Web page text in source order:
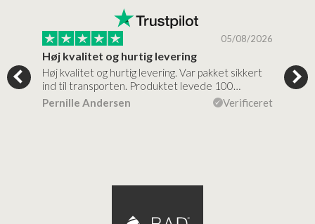
05/08/2026
Høj kvalitet og hurtig levering
Høj kvalitet og hurtig levering. Var pakket sikkert
ind til transporten. Produktet levede 100…
Pernille Andersen
Verificeret